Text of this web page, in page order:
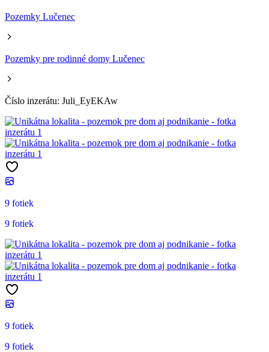
Pozemky Lučenec
Pozemky pre rodinné domy Lučenec
Číslo inzerátu: Juli_EyEKAw
9 fotiek
9 fotiek
9 fotiek
9 fotiek